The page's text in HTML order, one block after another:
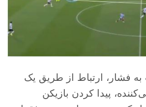
به فشار، ارتباط از طریق یک
پیدا کردن بازیکن